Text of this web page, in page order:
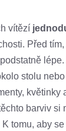
vítězí
Před
stolu
květinky
barviv
tomu, aby